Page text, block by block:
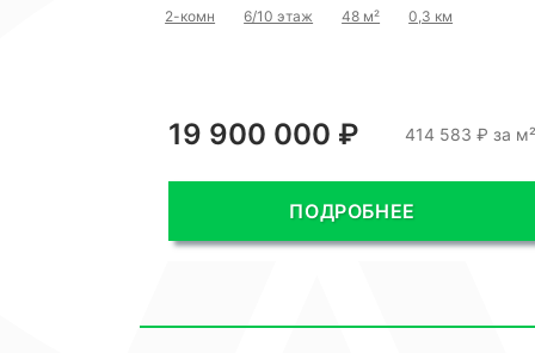
2-комн 6/10 этаж 48 м² 0,3 км
19 900 000 ₽ 414 583 ₽ за м²
ПОДРОБНЕЕ